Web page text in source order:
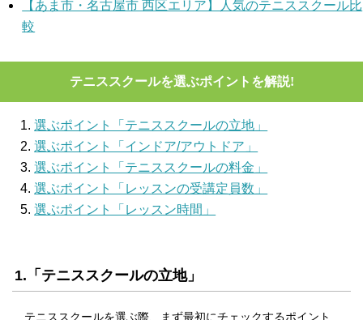
【あま市・名古屋市 西区エリア】人気のテニススクール比
較
テニススクールを選ぶポイントを解説!
選ぶポイント「テニススクールの立地」
選ぶポイント「インドア/アウトドア」
選ぶポイント「テニススクールの料金」
選ぶポイント「レッスンの受講定員数」
選ぶポイント「レッスン時間」
1.「テニススクールの立地」
テニススクールを選ぶ際、まず最初にチェックするポイント